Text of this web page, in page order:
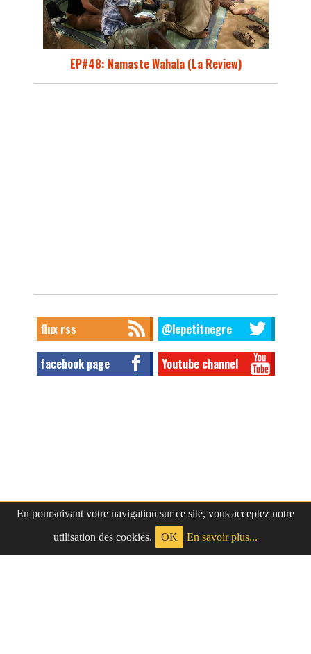
En poursuivant votre navigation sur ce site, vous acceptez notre
utilisation des cookies.
OK En savoir plus...
EP#48: Namaste Wahala (La Review)
flux rss @lepetitnegre
facebook page Youtube channel